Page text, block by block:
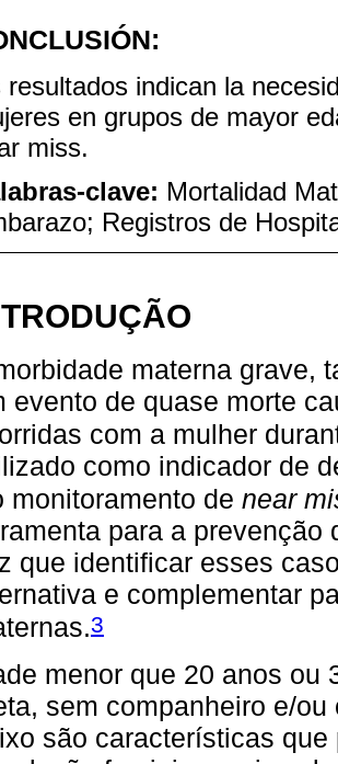
resultados indican la
en grupos de mayor
miss.
clave: Mortalidad
Registros de
materna grave,
evento de quase morte
com a mulher
como indicador de
monitoramento de near
para a prevenção
que identificar esses
e complementar
3
menor que 20 anos ou
sem companheiro e/
são características